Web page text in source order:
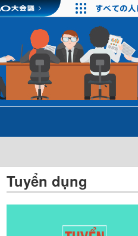
Tuyển dụng